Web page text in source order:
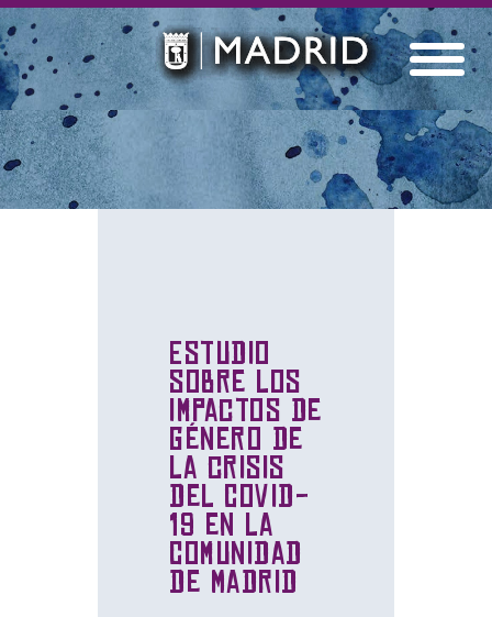
Estudio
sobre los
impactos de
género de
la crisis
del Covid-
19 en la
Comunidad
de Madrid